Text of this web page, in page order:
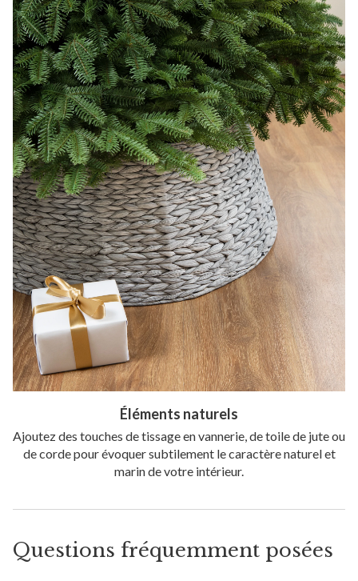
Éléments naturels
Ajoutez des touches de tissage en vannerie, de toile de jute ou
de corde pour évoquer subtilement le caractère naturel et
marin de votre intérieur.
Questions fréquemment posées